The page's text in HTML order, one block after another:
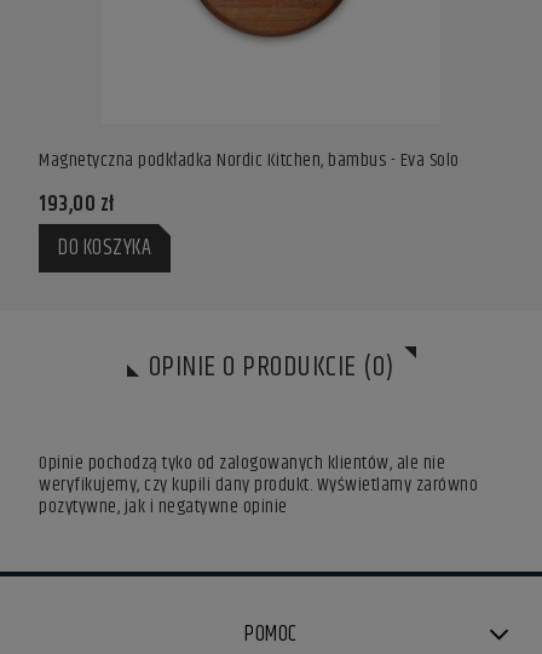
Magnetyczna podkładka Nordic Kitchen, bambus - Eva Solo
193,00 zł
DO KOSZYKA
OPINIE O PRODUKCIE (0)
Opinie pochodzą tyko od zalogowanych klientów, ale nie
weryfikujemy, czy kupili dany produkt. Wyświetlamy zarówno
pozytywne, jak i negatywne opinie
POMOC